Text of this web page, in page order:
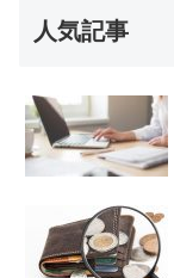
人気記事